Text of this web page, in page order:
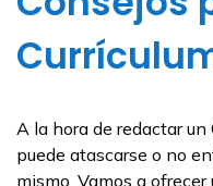
A la hora de redactar
puede atascarse o no
mismo. Vamos a